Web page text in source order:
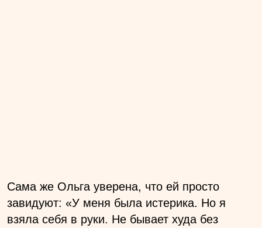
Сама же Ольга уверена, что ей просто
завидуют: «У меня была истерика. Но я
взяла себя в руки. Не бывает худа без